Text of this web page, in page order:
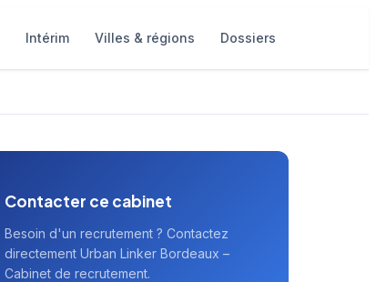
Intérim Villes & régions Dossiers
Contacter ce cabinet
Besoin d'un recrutement ? Contactez
directement Urban Linker Bordeaux –
Cabinet de recrutement.